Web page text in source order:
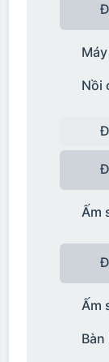
Nồi
Ấm
Ấm